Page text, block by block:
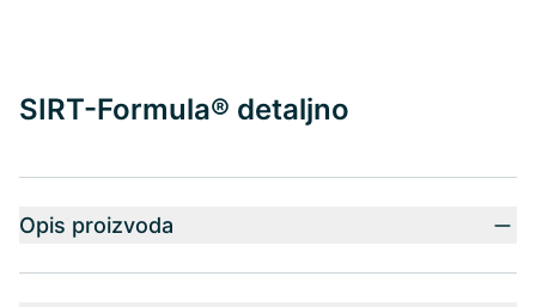
SIRT-Formula® detaljno
Opis proizvoda